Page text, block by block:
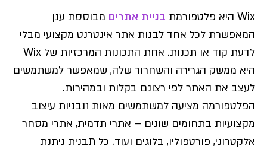
Wix היא פלטפורמת בניית אתרים מבוססת ענן
המאפשרת לכל אחד לבנות אתר אינטרנט מקצועי מבלי
לדעת קוד או תכנות. אחת התכונות המרכזיות של Wix
היא ממשק הגרירה והשחרור שלה, שמאפשר למשתמשים
לעצב את האתר לפי רצונם בקלות ובמהירות.
הפלטפורמה מציעה למשתמשים מאות תבניות עיצוב
מקצועיות בתחומים שונים – אתרי תדמית, אתרי מסחר
אלקטרוני, פורטפוליו, בלוגים ועוד. כל תבנית ניתנת